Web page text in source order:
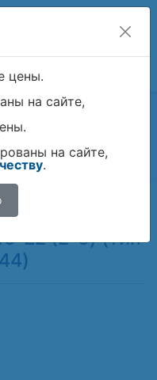
Next с дв.
01) (LAT 0344)
а/м ГАЗон
22 (E-5) (тип
цены.
на сайте,
на сайте,
.